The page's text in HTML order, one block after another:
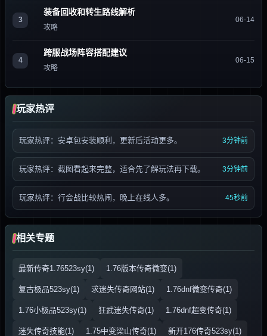
3
装备回收和转生路线解析
攻略
06-14
4
跨服战场阵容搭配建议
攻略
06-15
玩家热评
玩家热评：安卓包安装顺利，更新后活动更多。 3分钟前
玩家热评：截图看起来完整，适合先了解玩法再下载。 3分钟前
玩家热评：行会战比较热闹，晚上在线人多。 45秒前
相关专题
最新传奇1.76523sy(1) 1.76版本传奇微变(1)
复古极品523sy(1) 求迷失传奇网站(1) 1.76dnf微变传奇(1)
1.76小极品523sy(1) 狂武迷失传奇(1) 1.76dnf超变传奇(1)
迷失传奇技能(1) 1.75中变梁山传奇(1) 新开176传奇523sy(1)